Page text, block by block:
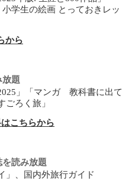
学生の絵画 とっておきレッ
から
放題
」「マンガ 教科書に出て
ごろく旅」
こちらから
を読み放題
」、国内外旅行ガイド